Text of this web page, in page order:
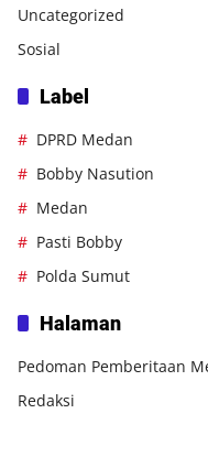
Uncategorized
Sosial
Label
DPRD Medan
Bobby Nasution
Medan
Pasti Bobby
Polda Sumut
Halaman
Pedoman Pemberitaan
Redaksi